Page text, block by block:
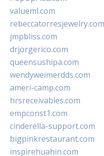
valueml.com
rebeccatorresjewelry.com
jmpbliss.com
drjorgerico.com
queensushipa.com
wendyweimerdds.com
ameri-camp.com
hrsreceivables.com
empconst1.com
cinderella-support.com
bigpinkrestaurant.com
inspirehuahin.com